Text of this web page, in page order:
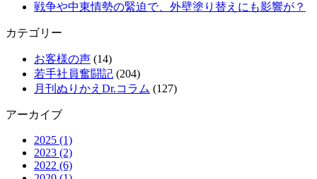
戦争や中東情勢の緊迫で、外壁塗り替えにも影響が？
カテゴリー
お客様の声 (14)
若手社員奮闘記 (204)
月刊ぬりかえDr.コラム (127)
アーカイブ
2025 (1)
2023 (2)
2022 (6)